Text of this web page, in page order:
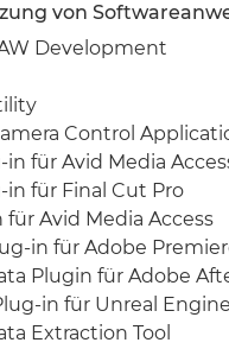
von
Development
Control
in für Avid Media
in für Final Cut Pro
für Avid Media Access
in für Adobe
Plugin für Adobe
in für Unreal Engine
Extraction Tool